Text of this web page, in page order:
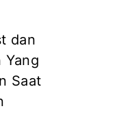
dan
Yang
Saat